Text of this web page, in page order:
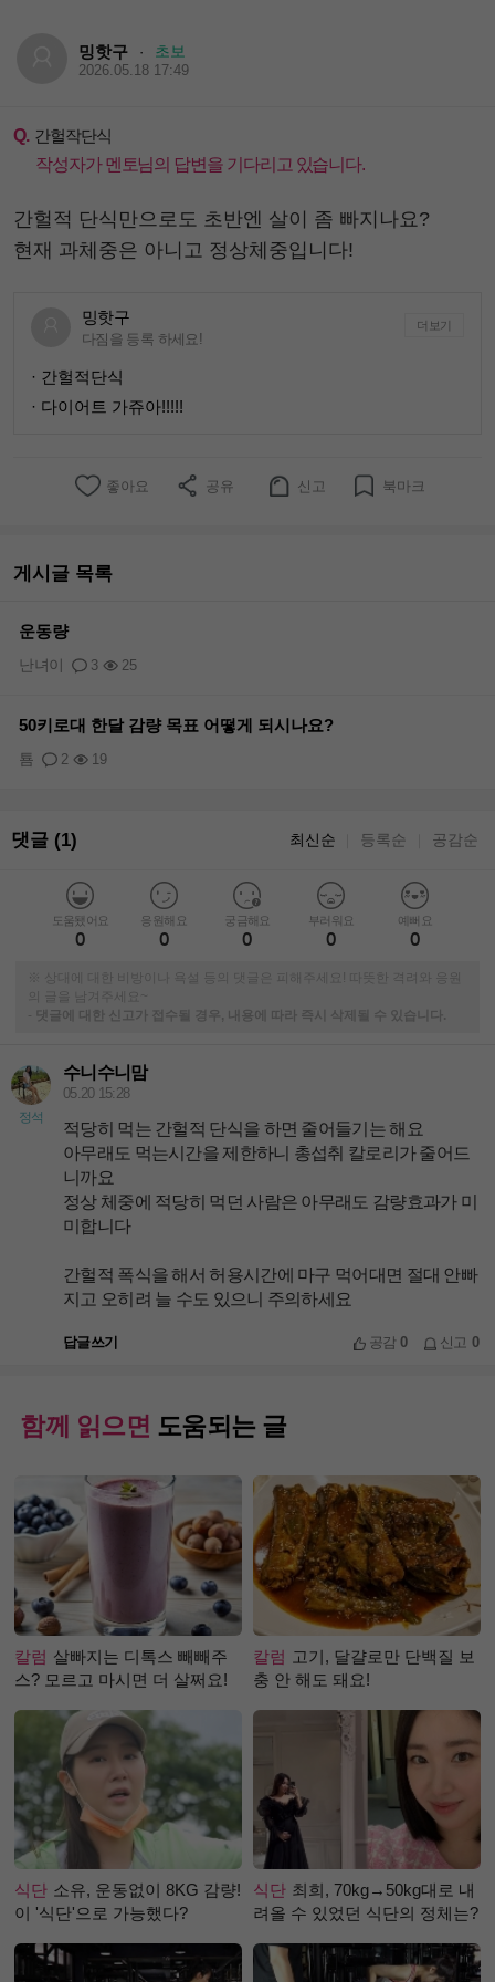
밍핫구 · 초보
2026.05.18 17:49
Q. 간헐작단식
작성자가 멘토님의 답변을 기다리고 있습니다.
간헐적 단식만으로도 초반엔 살이 좀 빠지나요?
현재 과체중은 아니고 정상체중입니다!
밍핫구
다짐을 등록 하세요!
더보기
· 간헐적단식
· 다이어트 가쥬아!!!!!
좋아요 공유 신고 북마크
게시글 목록
운동량
3 25
난녀이
50키로대 한달 감량 목표 어떻게 되시나요?
2 19
툠
댓글 (1) 최신순 등록순 공감순
도움됐어요
0
응원해요
0
궁금해요
0
부러워요
0
예뻐요
0
※ 상대에 대한 비방이나 욕설 등의 댓글은 피해주세요! 따뜻한 격려와 응원
의 글을 남겨주세요~
-
댓글에 대한 신고가 접수될 경우, 내용에 따라 즉시 삭제될 수 있습니다.
정석
수니수니맘
05.20 15:28
적당히 먹는 간헐적 단식을 하면 줄어들기는 해요
아무래도 먹는시간을 제한하니 총섭취 칼로리가 줄어드
니까요
정상 체중에 적당히 먹던 사람은 아무래도 감량효과가 미
미합니다
간헐적 폭식을 해서 허용시간에 마구 먹어대면 절대 안빠
지고 오히려 늘 수도 있으니 주의하세요
답글쓰기 공감0 신고 0
함께 읽으면 도움되는 글
칼럼 살빠지는 디톡스 빼빼주
스? 모르고 마시면 더 살쩌요!
칼럼 고기, 달걀로만 단백질 보
충 안 해도 돼요!
식단 소유, 운동없이 8KG 감량!
이 '식단'으로 가능했다?
식단 최희, 70kg→50kg대로 내
려올 수 있었던 식단의 정체는?